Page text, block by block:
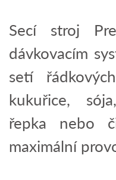
Secí stroj
dávkovacím
setí
kukuřice,
řepka nebo
maximální